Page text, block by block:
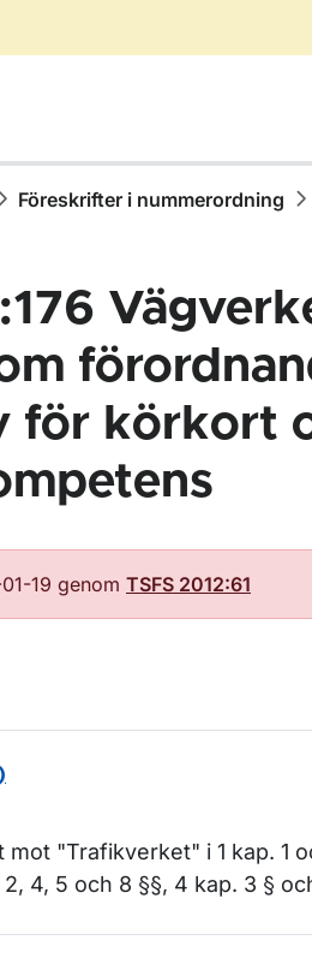
Föreskrifter i nummerordning
för körkort
19 genom TSFS 2012:61
"Trafikverket" i 1 kap. 1
4, 5 och 8 §§, 4 kap. 3 §